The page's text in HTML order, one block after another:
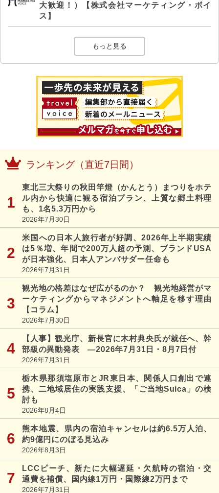
大歓迎！）【株式会社マーケティング・ボイ
ス】
もっと見る
ランキング（直近7日間）
東北三大祭りの秋田竿燈（かんとう）まつりをホテ
ル内から快適に観る宿泊プラン、上質な郷土料理
も、1名5.3万円から
2026年7月30日
米国への日本人旅行者が好調、2026年上半期実績
は5％増、年間で200万人超の予測、ブランドUSA
が日本強化、日本人アンバサダー任命も
2026年7月31日
観光地の格差はなぜ広がるのか？ 観光地経営がマ
ーケティングからマネジメントへ軸足を移す理由
【コラム】
2026年7月30日
【人事】観光庁、新長官に木村典央氏が就任へ、幹
部級の異動発表 ―2026年7月31日・8月7日付
2026年7月31日
栃木県那須塩原市とJR東日本、関係人口創出で連
携、二地域居住の実践支援、「ご当地Suica」の検
討も
2026年8月4日
熊本地震、県内の宿泊キャンセルは約6.5万人泊、
約9億円にのぼる見込み
2026年8月3日
LCCピーチ、新たに大幅遅延・欠航時の宿泊・交
通費を補償、国内線1万円・国際線2万円まで
2026年7月31日